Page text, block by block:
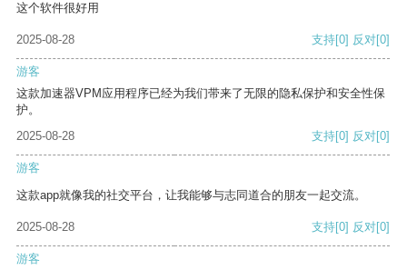
这个软件很好用
2025-08-28 支持[0] 反对[0]
游客
这款加速器VPM应用程序已经为我们带来了无限的隐私保护和安全性保
护。
2025-08-28
支持[0] 反对[0]
游客
这款app就像我的社交平台，让我能够与志同道合的朋友一起交流。
2025-08-28 支持[0] 反对[0]
游客